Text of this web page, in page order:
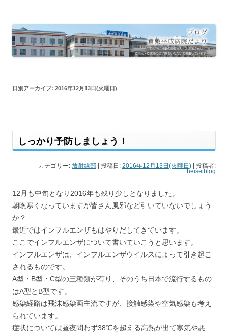
日別アーカイブ: 2016年12月13日(火曜日)
しっかり予防しましょう！
カテゴリー: 放射線部 | 投稿日: 2016年12月13日(火曜日) | 投稿者:
heiseiblog
12月も中旬となり2016年も残り少しとなりました。
朝晩寒くなっていますが皆さん風邪など引いていないでしょう
か？
最近ではインフルエンザもはやりだしてきています。
ここでインフルエンザについて書いていこうと思います。
インフルエンザは、インフルエンザウイルスによって引き起こ
されるものです。
A型・B型・C型の三種類が有り、そのうち日本で流行するもの
はA型とB型です。
感染経路は飛沫感染画主流ですが、接触感染や空気感染も考え
られています。
症状については昼夜問わず38℃を超える高熱が出て寒気や悪